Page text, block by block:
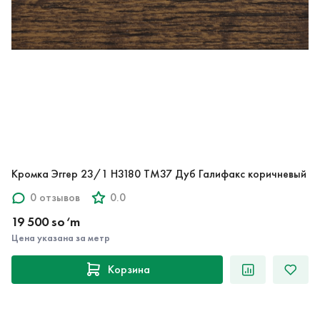
Кромка Эггер 23/1 H3180 TM37 Дуб Галифакс коричневый
0 отзывов
0.0
19 500 so‘m
Цена указана за метр
Корзина